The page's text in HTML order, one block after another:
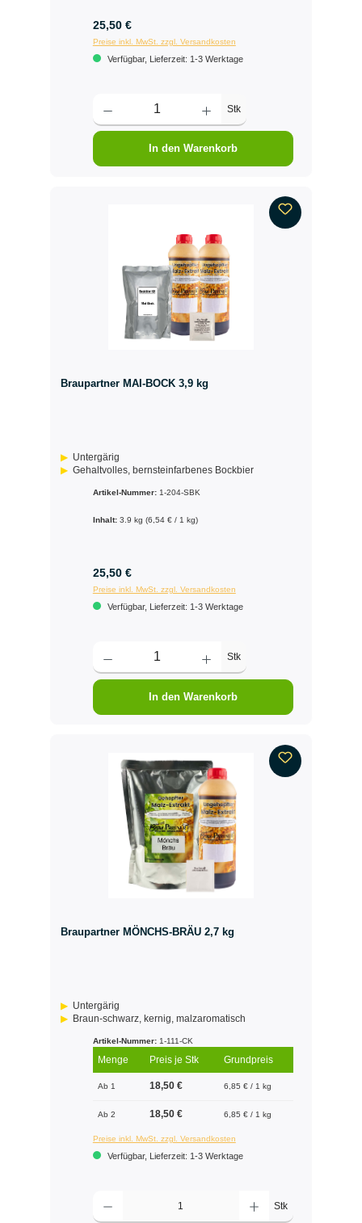
25,50 €
Preise inkl. MwSt. zzgl. Versandkosten
Verfügbar, Lieferzeit: 1-3 Werktage
Stk
In den Warenkorb
Braupartner MAI-BOCK 3,9 kg
Untergärig
Gehaltvolles, bernsteinfarbenes Bockbier
Artikel-Nummer: 1-204-SBK
Inhalt: 3.9 kg (6,54 € / 1 kg)
25,50 €
Preise inkl. MwSt. zzgl. Versandkosten
Verfügbar, Lieferzeit: 1-3 Werktage
Stk
In den Warenkorb
Braupartner MÖNCHS-BRÄU 2,7 kg
Untergärig
Braun-schwarz, kernig, malzaromatisch
Artikel-Nummer: 1-111-CK
Menge Preis je Stk Grundpreis
Ab 1 18,50 € 6,85 € / 1 kg
Ab 2 18,50 € 6,85 € / 1 kg
Preise inkl. MwSt. zzgl. Versandkosten
Verfügbar, Lieferzeit: 1-3 Werktage
Stk